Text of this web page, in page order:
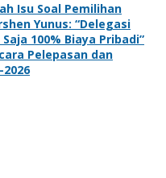
Isu Soal Pemilihan
Yunus: “Delegasi
100% Biaya Pribadi”
Pelepasan dan